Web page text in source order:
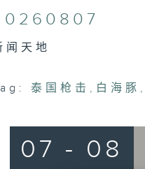
闻天地
泰国枪击 , 白海豚 ,
07 - 08